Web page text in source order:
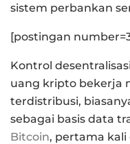
sistem perbankan
[postingan
Kontrol
uang kripto bekerja
terdistribusi,
sebagai basis data
Bitcoin, pertama